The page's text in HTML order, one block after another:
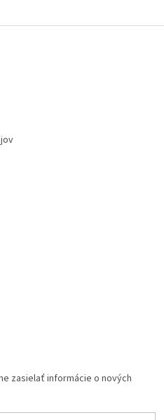
zasielať informácie o nových